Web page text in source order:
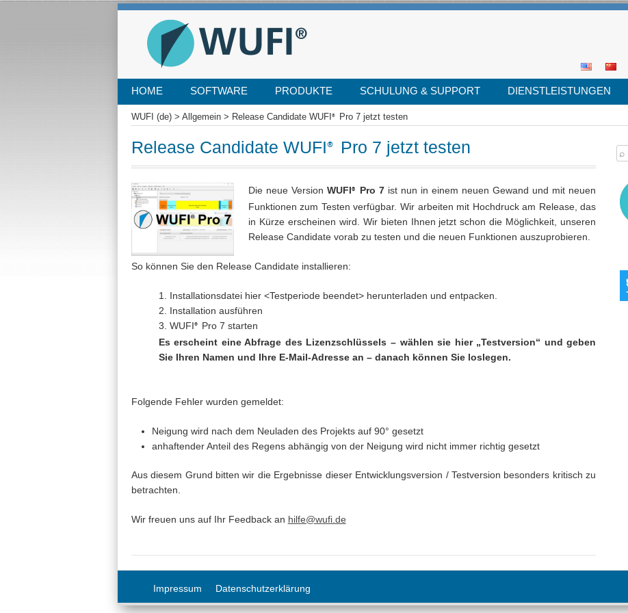
SKIP
CONTENT
HOME SOFTWARE PRODUKTE SCHULUNG & SUPPORT DIENSTLEISTUNGEN
WUFI (de) > Allgemein > Release Candidate WUFI ® Pro 7 jetzt testen
Release Candidate WUFI® Pro 7 jetzt testen
Die neue Version WUFI® Pro 7 ist nun in einem neuen Gewand und mit neuen
Funktionen zum Testen verfügbar. Wir arbeiten mit Hochdruck am Release, das
in Kürze erscheinen wird. Wir bieten Ihnen jetzt schon die Möglichkeit, unseren
Release Candidate vorab zu testen und die neuen Funktionen auszuprobieren.
So können Sie den Release Candidate installieren:
1. Installationsdatei hier <Testperiode beendet> herunterladen und entpacken.
2. Installation ausführen
3. WUFI® Pro 7 starten
Es erscheint eine Abfrage des Lizenzschlüssels – wählen sie hier „Testversion“ und geben
Sie Ihren Namen und Ihre E-Mail-Adresse an – danach können Sie loslegen.
Folgende Fehler wurden gemeldet:
Neigung wird nach dem Neuladen des Projekts auf 90° gesetzt
anhaftender Anteil des Regens abhängig von der Neigung wird nicht immer richtig gesetzt
Aus diesem Grund bitten wir die Ergebnisse dieser Entwicklungsversion / Testversion besonders kritisch zu
betrachten.
Wir freuen uns auf Ihr Feedback an hilfe@wufi.de
Search
Impressum Datenschutzerklärung